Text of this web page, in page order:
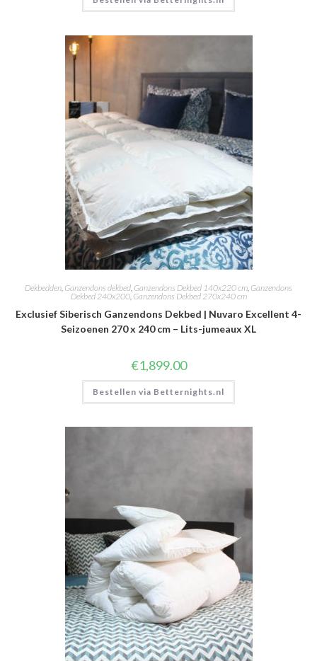
Dekbedden Ganzendons dekbed Ganzendons Dekbed 140x220 cm Ganzendons
Dekbed 240x200, Ganzendons Dekbed 270x240 cm
Exclusief Siberisch Ganzendons Dekbed | Nuvaro Excellent 4-
Seizoenen 270 x 240 cm – Lits-jumeaux XL
€1,899.00
Bestellen via Betternights.nl